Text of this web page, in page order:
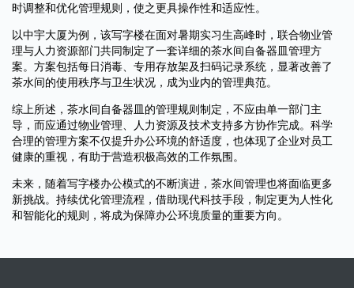
时调整和优化管理规则，使之更具操作性和适应性。
以中宇大厦为例，该写字楼在面对暑期实习生高峰时，联合物业管
理与人力资源部门共同制定了一套详细的茶水间自备器皿管理方
案。方案包括每日消毒、专用存放架及扫码记录系统，显著改善了
茶水间的使用秩序与卫生状况，成为业内的管理典范。
综上所述，茶水间自备器皿的管理规则制定，不应由单一部门主
导，而应通过物业管理、人力资源及技术支持多方协作完成。科学
合理的管理方案不仅提升办公环境的舒适度，也体现了企业对员工
健康的重视，有助于营造积极高效的工作氛围。
未来，随着写字楼办公模式的不断演进，茶水间管理也将面临更多
新挑战。持续优化管理流程，借助现代科技手段，制定更为人性化
和智能化的规则，将成为保障办公环境质量的重要方向。